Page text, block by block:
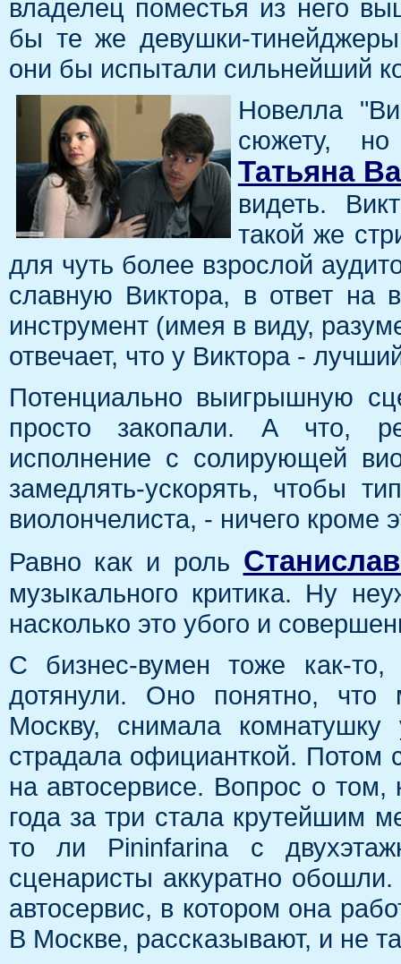
владелец поместья из него
бы те же девушки-
они бы испытали сильнейший
Новелла
сюжету, но
Татьяна
видеть.
такой же
для чуть более взрослой
славную Виктора, в ответ
инструмент (имея в виду,
отвечает, что у Виктора -
Потенциально выигрышную
просто закопали. А что,
исполнение с солирующей
замедлять-ускорять, чтобы
виолончелиста, - ничего кроме
Равно как и роль
музыкального критика. Ну
насколько это убого и
С бизнес-вумен тоже как-
дотянули. Оно понятно, что
Москву, снимала
страдала официанткой. Потом
на автосервисе. Вопрос о том,
года за три стала крутейшим
то ли Pininfarina с
сценаристы аккуратно
автосервис, в котором она
В Москве, рассказывают, и не